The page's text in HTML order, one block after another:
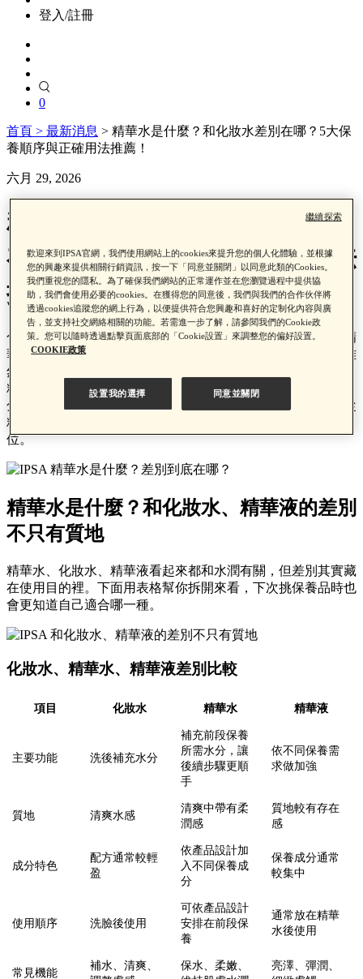
登入/註冊
0
首頁 > 最新消息 > 精華水是什麼？和化妝水差別在哪？5大保
養順序與正確用法推薦！
六月 29, 2026
精華水是什麼？和化妝水差別
在哪？5大保養順序與正確用法
推薦！
化妝水、精華液之外，現在又多了「精華水」這類保養品。精
華水是什麼？差別到底在哪？站在保養櫃前看著瓶瓶罐罐，雖
然都和補水、保水有關，但關鍵其實在於「保養定位」不同。
精華水不只是多一道保養步驟，而是透過清爽水感與保水成
分，為肌膚打好基礎，讓後續保養使用起來更順手。這篇會從
精華水是什麼、怎麼用到挑選重點，幫你找到適合的保養定
位。
精華水是什麼？和化妝水、精華液的差別
不只有質地
精華水、化妝水、精華液看起來都和水潤有關，但差別其實藏
在使用目的裡。下面用表格幫你拆開來看，下次挑保養品時也
會更知道自己適合哪一種。
化妝水、精華水、精華液差別比較
項目 化妝水 精華水 精華液
主要功能 洗後補充水分
補充前段保養
所需水分，讓
後續步驟更順
手
依不同保養需
求做加強
質地 清爽水感
清爽中帶有柔
潤感
質地較有存在
感
成分特色
配方通常較輕
盈
依產品設計加
入不同保養成
分
保養成分通常
較集中
使用順序 洗臉後使用
可依產品設計
安排在前段保
養
通常放在精華
水後使用
常見機能
補水、清爽、
保水、柔嫩、
亮澤、彈潤、
歡迎來到IPSA官網，我們使用網站上的cookies來提升您的個人化體驗，並根據
您的興趣來提供相關行銷資訊，按一下「同意並關閉」以同意此類的Cookies。
我們重視您的隱私。為了確保我們網站的正常運作並在您瀏覽過程中提供協
助，我們會使用必要的cookies。在獲得您的同意後，我們與我們的合作伙伴將
透過cookies追蹤您的網上行為，以便提供符合您興趣和喜好的定制化內容與廣
告，並支持社交網絡相關的功能。若需進一步了解，請參閱我們的Cookie政
策。您可以隨時透過點擊頁面底部的「Cookie設置」來調整您的偏好設置。
COOKIE政策
設置我的選擇 同意並關閉
繼續探索